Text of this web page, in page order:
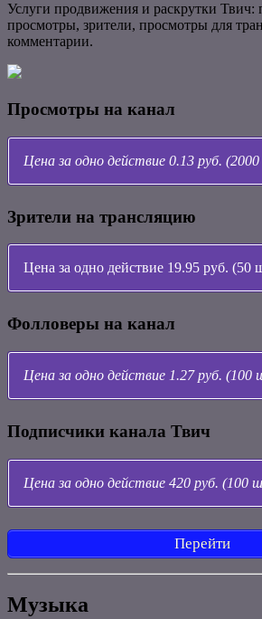
Услуги продвижения и раскрутки Твич:
просмотры, зрители, просмотры для
комментарии.
Просмотры на канал
Цена за одно действие 0.13 руб.
Зрители на трансляцию
Цена за одно действие 19.95 руб. (50
Фолловеры на канал
Цена за одно действие 1.27 руб.
Подписчики канала Твич
Цена за одно действие 420 руб. (100
Перейти
Музыка